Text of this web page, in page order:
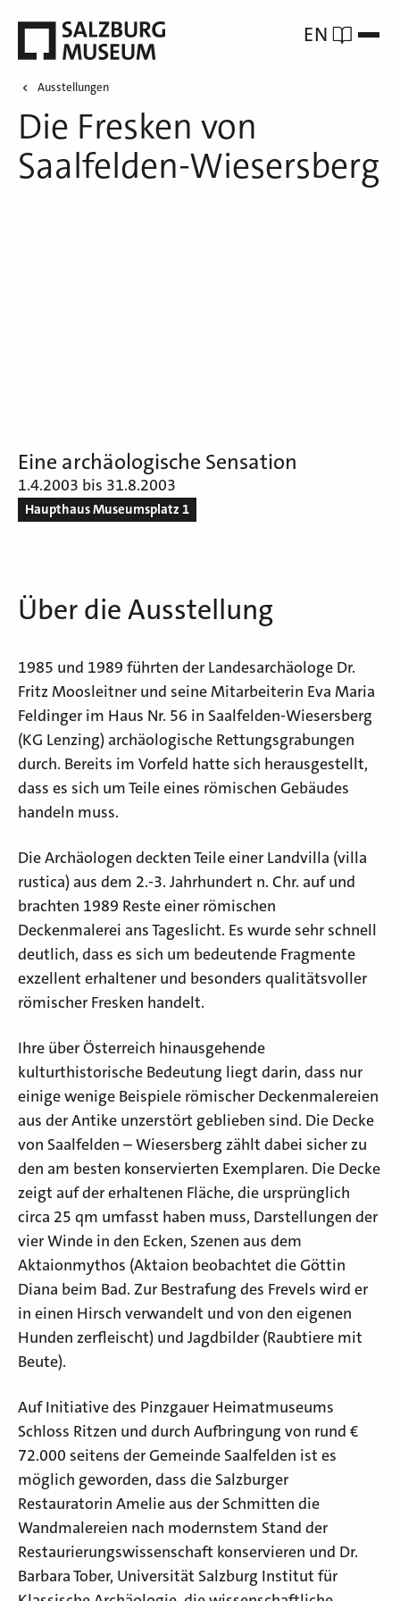
EN
Ausstellungen
Die Fresken von
Saalfelden-Wiesersberg
Eine archäologische Sensation
1.4.2003 bis 31.8.2003
Haupthaus Museumsplatz 1
Über die Ausstellung
1985 und 1989 führten der Landesarchäologe Dr.
Fritz Moosleitner und seine Mitarbeiterin Eva Maria
Feldinger im Haus Nr. 56 in Saalfelden-Wiesersberg
(KG Lenzing) archäologische Rettungsgrabungen
durch. Bereits im Vorfeld hatte sich herausgestellt,
dass es sich um Teile eines römischen Gebäudes
handeln muss.
Die Archäologen deckten Teile einer Landvilla (villa
rustica) aus dem 2.-3. Jahrhundert n. Chr. auf und
brachten 1989 Reste einer römischen
Deckenmalerei ans Tageslicht. Es wurde sehr schnell
deutlich, dass es sich um bedeutende Fragmente
exzellent erhaltener und besonders qualitätsvoller
römischer Fresken handelt.
Ihre über Österreich hinausgehende
kulturthistorische Bedeutung liegt darin, dass nur
einige wenige Beispiele römischer Deckenmalereien
aus der Antike unzerstört geblieben sind. Die Decke
von Saalfelden – Wiesersberg zählt dabei sicher zu
den am besten konservierten Exemplaren. Die Decke
zeigt auf der erhaltenen Fläche, die ursprünglich
circa 25 qm umfasst haben muss, Darstellungen der
vier Winde in den Ecken, Szenen aus dem
Aktaionmythos (Aktaion beobachtet die Göttin
Diana beim Bad. Zur Bestrafung des Frevels wird er
in einen Hirsch verwandelt und von den eigenen
Hunden zerfleischt) und Jagdbilder (Raubtiere mit
Beute).
Auf Initiative des Pinzgauer Heimatmuseums
Schloss Ritzen und durch Aufbringung von rund €
72.000 seitens der Gemeinde Saalfelden ist es
möglich geworden, dass die Salzburger
Restauratorin Amelie aus der Schmitten die
Wandmalereien nach modernstem Stand der
Restaurierungswissenschaft konservieren und Dr.
Barbara Tober, Universität Salzburg Institut für